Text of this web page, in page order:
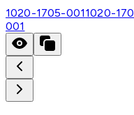
1020-1705-0011020-
001